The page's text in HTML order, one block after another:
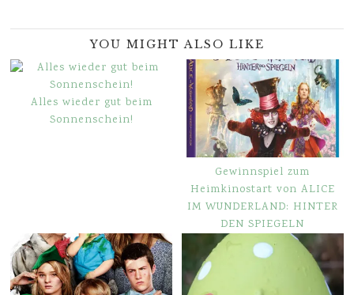
YOU MIGHT ALSO LIKE
Alles wieder gut beim
Sonnenschein!
Gewinnspiel zum
Heimkinostart von ALICE
IM WUNDERLAND: HINTER
DEN SPIEGELN